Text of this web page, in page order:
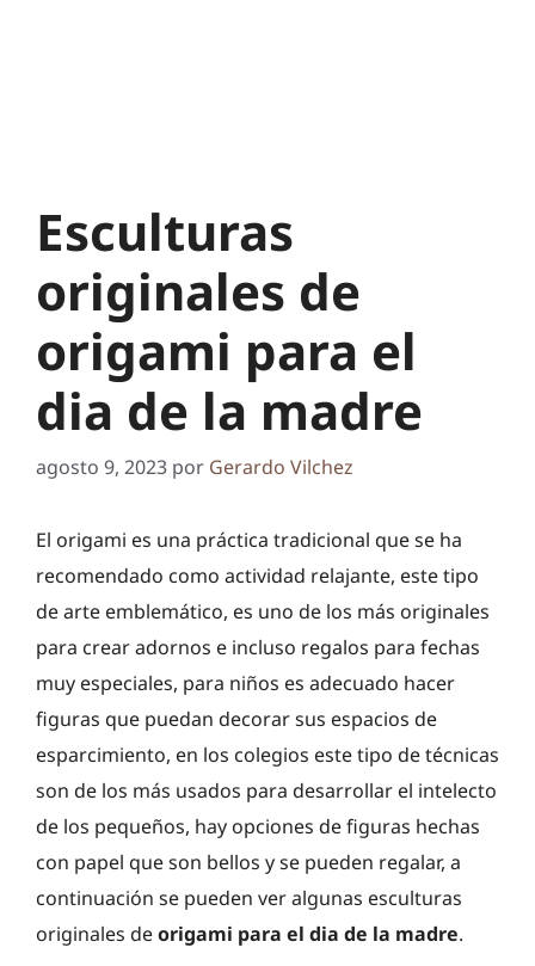
Esculturas
originales de
origami para el
dia de la madre
agosto 9, 2023 por Gerardo Vilchez
El origami es una práctica tradicional que se ha
recomendado como actividad relajante, este tipo
de arte emblemático, es uno de los más originales
para crear adornos e incluso regalos para fechas
muy especiales, para niños es adecuado hacer
figuras que puedan decorar sus espacios de
esparcimiento, en los colegios este tipo de técnicas
son de los más usados para desarrollar el intelecto
de los pequeños, hay opciones de figuras hechas
con papel que son bellos y se pueden regalar, a
continuación se pueden ver algunas esculturas
originales deorigami para el dia de la madre.